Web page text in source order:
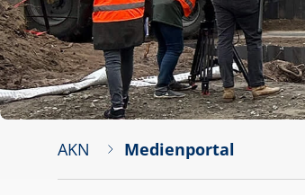
AKN Medienportal